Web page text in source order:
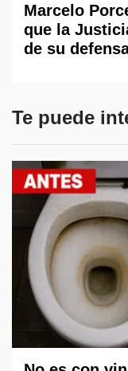
Marcelo
que la
de su
Te puede